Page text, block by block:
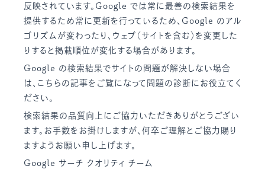
反映されています。Google では常に最善の検索結果を
提供するため常に更新を行っているため、Google のアル
ゴリズムが変わったり、ウェブ（サイトを含む）を変更した
りすると掲載順位が変化する場合があります。
Google の検索結果でサイトの問題が解決しない場合
は、こちらの記事をご覧になって問題の診断にお役立てく
ださい。
検索結果の品質向上にご協力いただきありがとうござい
ます。お手数をお掛けしますが、何卒ご理解とご協力賜り
ますようお願い申し上げます。
Google サーチ クオリティ チーム